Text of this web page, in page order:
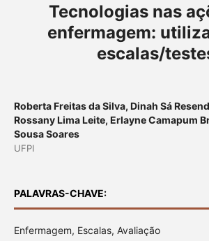
Tecnologias nas
enfermagem:
escalas/
Roberta Freitas da Silva, Dinah Sá
Rossany Lima Leite, Erlayne Camapum
Sousa Soares
UFPI
PALAVRAS-CHAVE:
Enfermagem, Escalas, Avaliação